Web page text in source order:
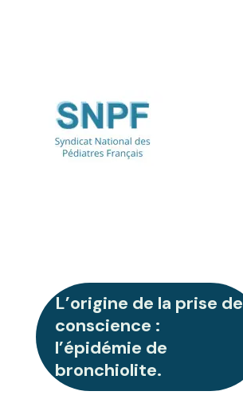
L’origine de la prise de
conscience :
l’épidémie de
bronchiolite.